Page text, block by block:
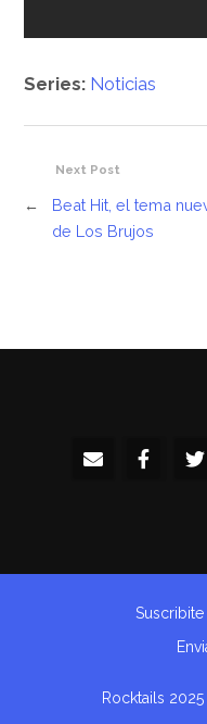
Series: Noticias
Next Post
←
Beat Hit, el tema
de Los Brujos
Rocktails